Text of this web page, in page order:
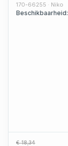
170-66255 · Niko
Beschikbaarheid:
€ 18,34